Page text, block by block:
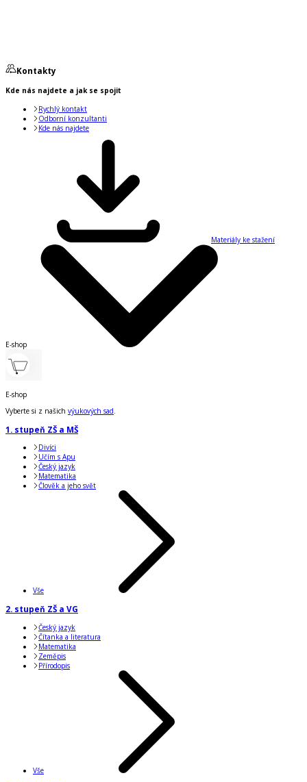
Kontakty
Kde nás najdete a jak se spojit
Rychlý kontakt
Odborní konzultanti
Kde nás najdete
Materiály ke stažení
E-shop
E-shop
Vyberte si z našich výukových sad.
1. stupeň ZŠ a MŠ
Divíci
Učím s Apu
Český jazyk
Matematika
Člověk a jeho svět
Vše
2. stupeň ZŠ a VG
Český jazyk
Čítanka a literatura
Matematika
Zeměpis
Přírodopis
Vše